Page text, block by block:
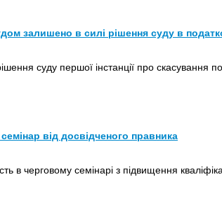
залишено в силі рішення суду в
суду першої інстанції про скасування
від досвідченого правника
в черговому семінарі з підвищення